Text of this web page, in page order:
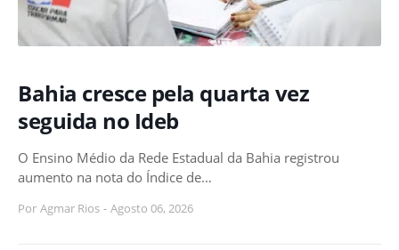
Bahia cresce pela quarta vez
seguida no Ideb
O Ensino Médio da Rede Estadual da Bahia registrou
aumento na nota do Índice de…
Por Agmar Rios - Agosto 06, 2026